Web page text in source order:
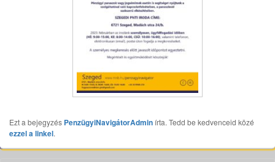
Ezt a bejegyzés PenzügyiNavigátorAdmin írta. Tedd be kedvenceid közé
ezzel a linkel.